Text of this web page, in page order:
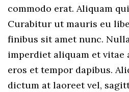
commodo erat. Aliquam
Curabitur ut mauris eu
finibus sit amet nunc.
imperdiet aliquam et vitae
eros et tempor dapibus.
dictum at laoreet vel,